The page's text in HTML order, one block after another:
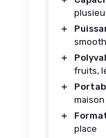
＋
＋
fruits,
＋
maison
＋
place